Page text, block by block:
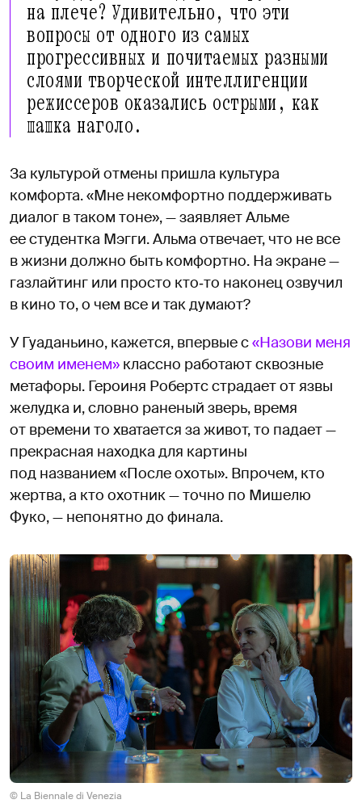
на плече? Удивительно, что эти
вопросы от одного из самых
прогрессивных и почитаемых разными
слоями творческой интеллигенции
режиссеров оказались острыми, как
шашка наголо.
За культурой отмены пришла культура
комфорта. «Мне некомфортно поддерживать
диалог в таком тоне», — заявляет Альме
ее студентка Мэгги. Альма отвечает, что не все
в жизни должно быть комфортно. На экране —
газлайтинг или просто кто‑то наконец озвучил
в кино то, о чем все и так думают?
У Гуаданьино, кажется, впервые с«Назови меня
своим именем» классно работают сквозные
метафоры. Героиня Робертс страдает от язвы
желудка и, словно раненый зверь, время
от времени то хватается за живот, то падает —
прекрасная находка для картины
под названием «После охоты». Впрочем, кто
жертва, а кто охотник — точно по Мишелю
Фуко, — непонятно до финала.
© La Biennale di Venezia